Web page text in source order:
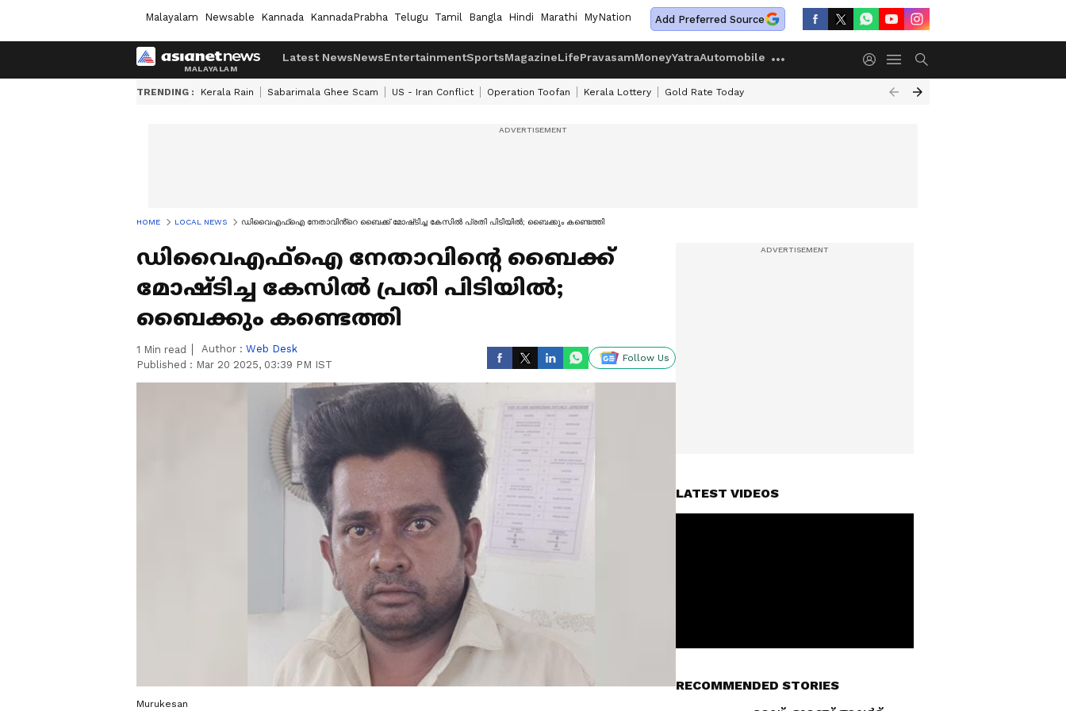
Malayalam Newsable Kannada KannadaPrabha Telugu Tamil Bangla Hindi Marathi MyNation Add Preferred Source
Latest NewsNewsEntertainmentSportsMagazineLifePravasamMoneyYatraAutomobile
TRENDING : Kerala Rain Sabarimala Ghee Scam US - Iran Conflict Operation Toofan Kerala Lottery Gold Rate Today
HOME LOCAL NEWS ഡിവൈഎഫ്ഐ നേതാവിൻ്റെ ബൈക്ക് മോഷ്‌ടിച്ച കേസിൽ പ്രതി പിടിയിൽ; ബൈക്കും കണ്ടെത്തി
ഡിവൈഎഫ്ഐ നേതാവിൻ്റെ ബൈക്ക്
മോഷ്‌ടിച്ച കേസിൽ പ്രതി പിടിയിൽ;
ബൈക്കും കണ്ടെത്തി
1 Min read Author : Web Desk
Published : Mar 20 2025, 03:39 PM IST
Follow Us
Murukesan
LATEST VIDEOS
RECOMMENDED STORIES